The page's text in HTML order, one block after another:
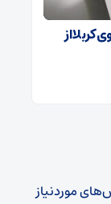
کربلا از
موردنیاز